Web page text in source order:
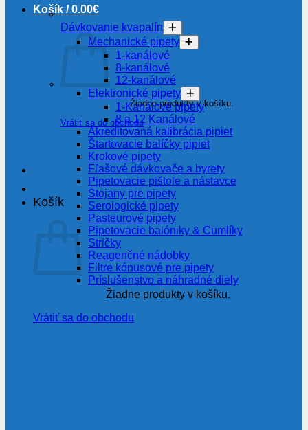
Košík /0.00€
Žiadne produkty v košíku.
Vrátiť sa do obchodu
Košík
Žiadne produkty v košíku.
Vrátiť sa do obchodu
Dávkovanie kvapalín
Mechanické pipety
1-kanálové
8-kanálové
12-kanálové
Elektronické pipety
1-Kanálové pipety
8 a 12 Kanálové
Akreditovaná kalibrácia pipiet
Štartovacie balíčky pipiet
Krokové pipety
Fľašové dávkovače a byrety
Pipetovacie pištole a nástavce
Stojany pre pipety
Serologické pipety
Pasteurové pipety
Pipetovacie balóniky & Cumlíky
Stričky
Reagenčné nádobky
Filtre kónusové pre pipety
Príslušenstvo a náhradné diely